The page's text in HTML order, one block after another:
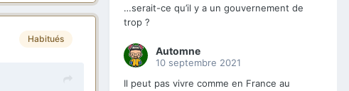
Habitués
…serait-ce qu’il y a un gouvernement de
trop ?
Automne
10 septembre 2021
Il peut pas vivre comme en France au